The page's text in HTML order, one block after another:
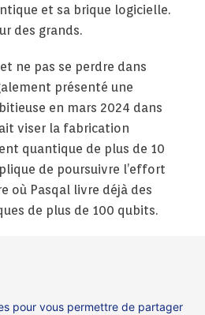
et sa brique logicielle.
des grands.
ne pas se perdre dans
présenté une
en mars 2024 dans
viser la fabrication
quantique de plus de 10
de poursuivre l’effort
où Pasqal livre déjà des
de plus de 100 qubits.
français, les autres
pour vous permettre de partager